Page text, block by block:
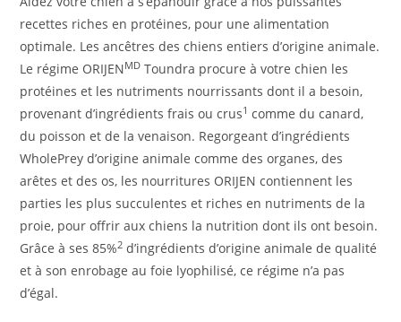
recettes riches en protéines, pour une alimentation
optimale. Les ancêtres des chiens entiers d’origine animale.
Le régime ORIJENMD Toundra procure à votre chien les
protéines et les nutriments nourrissants dont il a besoin,
provenant d’ingrédients frais ou crus1 comme du canard,
du poisson et de la venaison. Regorgeant d’ingrédients
WholePrey d’origine animale comme des organes, des
arêtes et des os, les nourritures ORIJEN contiennent les
parties les plus succulentes et riches en nutriments de la
proie, pour offrir aux chiens la nutrition dont ils ont besoin.
Grâce à ses 85%2 d’ingrédients d’origine animale de qualité
et à son enrobage au foie lyophilisé, ce régime n’a pas
d’égal.